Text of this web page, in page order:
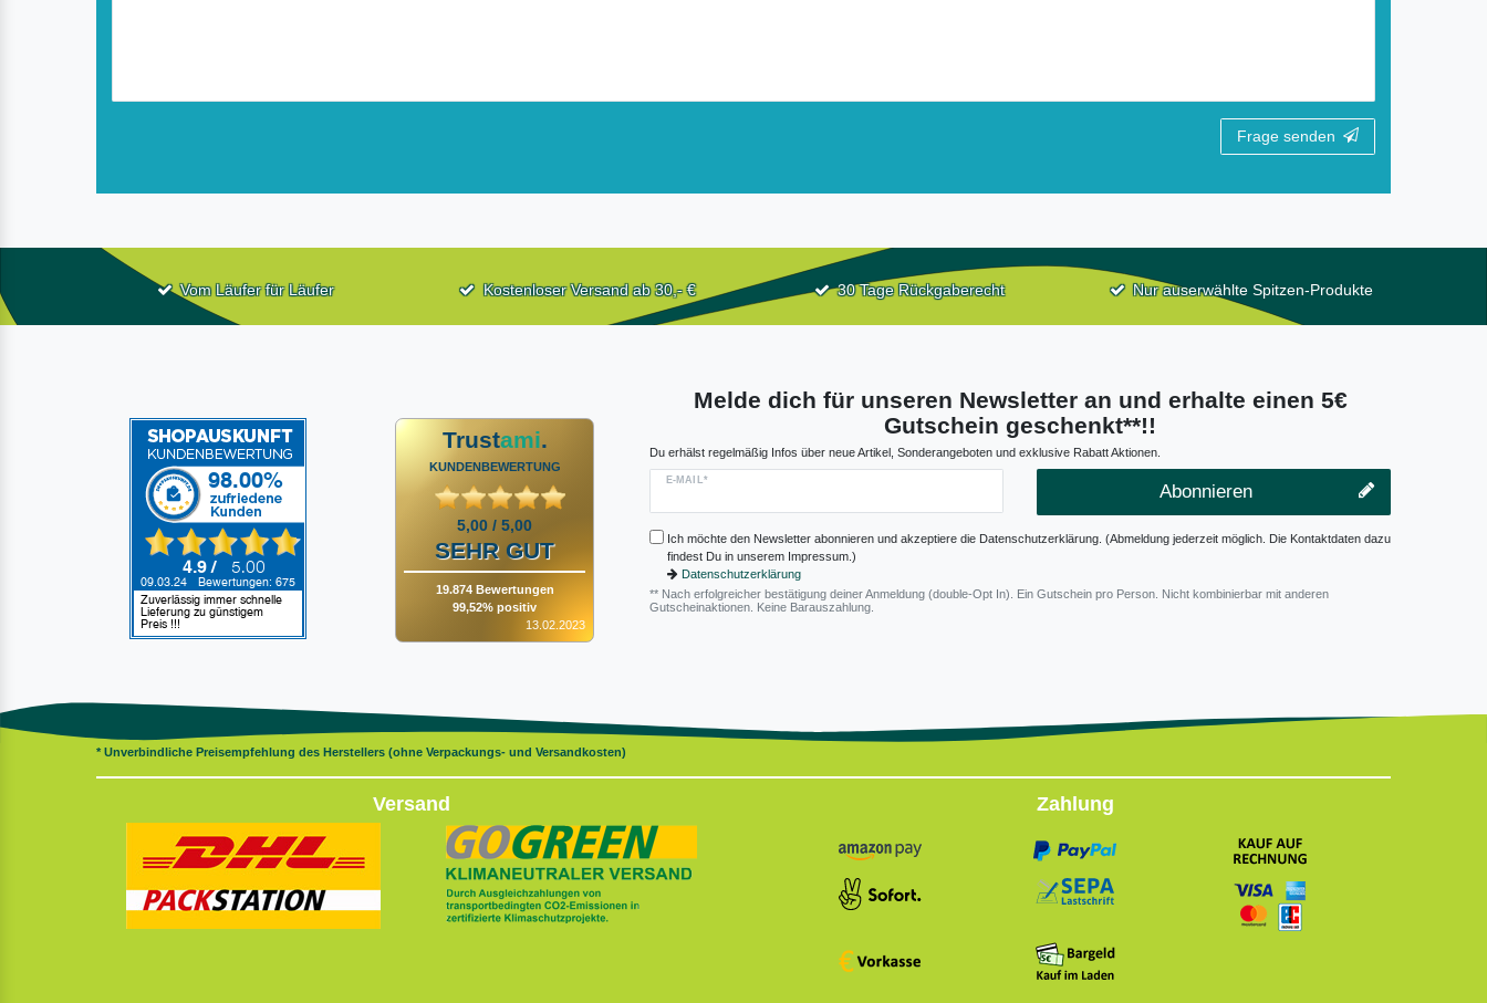
Frage senden
Vom Läufer für Läufer Kostenloser Versand ab 30,- € 30 Tage Rückgaberecht Nur auserwählte Spitzen-Produkte
Trustami.
KUNDENBEWERTUNG
5,00 / 5,00
SEHR GUT
19.874 Bewertungen
99,52% positiv
13.02.2023
Melde dich für unseren Newsletter an und erhalte einen 5€
Gutschein geschenkt**!!
Du erhälst regelmäßig Infos über neue Artikel, Sonderangeboten und exklusive Rabatt Aktionen.
E-MAIL*
Abonnieren
Ich möchte den Newsletter abonnieren und akzeptiere die Datenschutzerklärung. (Abmeldung jederzeit möglich. Die Kontaktdaten dazu
findest Du in unserem Impressum.)
Datenschutzerklärung
** Nach erfolgreicher bestätigung deiner Anmeldung (double-Opt In). Ein Gutschein pro Person. Nicht kombinierbar mit anderen
Gutscheinaktionen. Keine Barauszahlung.
* Unverbindliche Preisempfehlung des Herstellers (ohne Verpackungs- und Versandkosten)
Versand Zahlung